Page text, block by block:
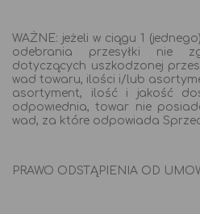
WAŻNE: jeżeli w ciągu 1
odebrania przesyłki nie
dotyczących uszkodzonej
wad towaru, ilości i/lub
asortyment, ilość i jakość
odpowiednia, towar nie
wad, za które odpowiada
PRAWO ODSTĄPIENIA OD